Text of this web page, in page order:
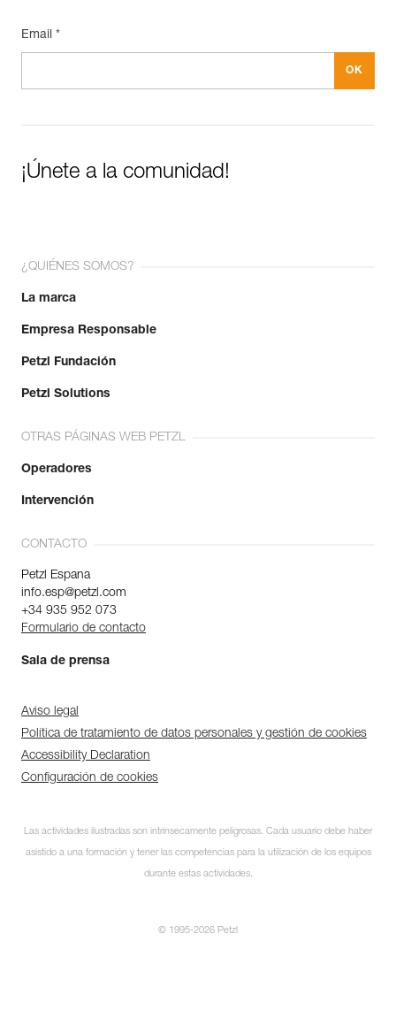
Email *
¡Únete a la comunidad!
¿QUIÉNES SOMOS?
La marca
Empresa Responsable
Petzl Fundación
Petzl Solutions
OTRAS PÁGINAS WEB PETZL
Operadores
Intervención
CONTACTO
Petzl Espana
info.esp@petzl.com
+34 935 952 073
Formulario de contacto
Sala de prensa
Aviso legal
Política de tratamiento de datos personales y gestión de cookies
Accessibility Declaration
Configuración de cookies
Las actividades ilustradas son intrínsecamente peligrosas. Cada usuario debe haber
asistido a una formación y tener las competencias para la utilización de los equipos
durante estas actividades.
© 1995-2026 Petzl